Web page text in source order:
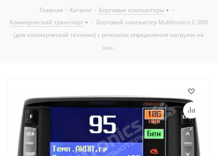
Главная - Каталог - Бортовые компьютеры
-
Коммерческий транспорт
- Бортовой компьютер Multitronics C-900
(для коммерческой техники) с режимом определения нагрузок на
оси.